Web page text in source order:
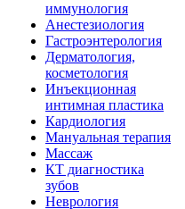
иммунология
Анестезиология
Гастроэнтерология
Дерматология,
косметология
Инъекционная
интимная пластика
Кардиология
Мануальная терапия
Массаж
КТ диагностика
зубов
Неврология